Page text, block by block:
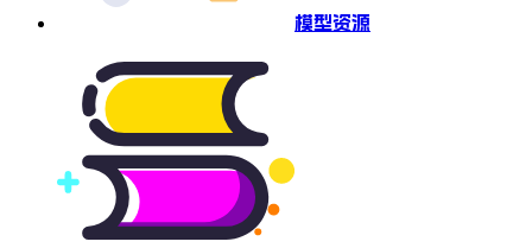
模型资源